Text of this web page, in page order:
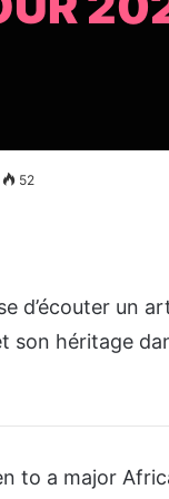
52
d’écouter un
son héritage
to a major